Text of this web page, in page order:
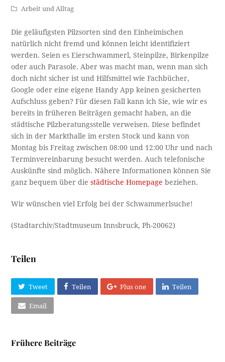
Arbeit und Alltag
Die geläufigsten Pilzsorten sind den Einheimischen
natürlich nicht fremd und können leicht identifiziert
werden. Seien es Eierschwammerl, Steinpilze, Birkenpilze
oder auch Parasole. Aber was macht man, wenn man sich
doch nicht sicher ist und Hilfsmittel wie Fachbücher,
Google oder eine eigene Handy App keinen gesicherten
Aufschluss geben? Für diesen Fall kann ich Sie, wie wir es
bereits in früheren Beiträgen gemacht haben, an die
städtische Pilzberatungsstelle verweisen. Diese befindet
sich in der Markthalle im ersten Stock und kann von
Montag bis Freitag zwischen 08:00 und 12:00 Uhr und nach
Terminvereinbarung besucht werden. Auch telefonische
Auskünfte sind möglich. Nähere Informationen können Sie
ganz bequem über diestädtische Homepage beziehen.
Wir wünschen viel Erfolg bei der Schwammerlsuche!
(Stadtarchiv/Stadtmuseum Innsbruck, Ph-20062)
Teilen
Tweet Teilen Plus one Teilen
Email
Frühere Beiträge